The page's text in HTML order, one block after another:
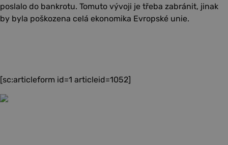
poslalo do bankrotu. Tomuto vývoji je třeba zabránit, jinak
by byla poškozena celá ekonomika Evropské unie.
[sc:articleform id=1 articleid=1052]